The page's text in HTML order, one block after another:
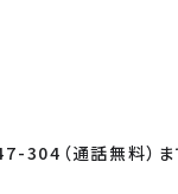
304（通話無料）ま